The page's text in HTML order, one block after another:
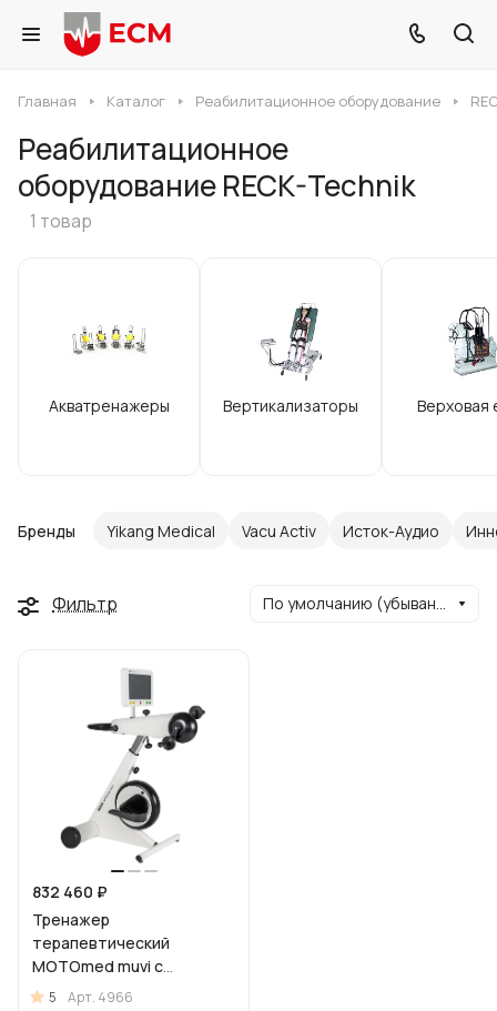
Главная Каталог Реабилитационное оборудование
Реабилитационное
оборудование RECK-Technik
1 товар
Акватренажеры Вертикализаторы Верховая
Бренды Yikang Medical Vacu Activ Исток-Аудио
Фильтр По умолчанию (убывание)
832 460 ₽
Тренажер
терапевтический
MOTOmed muvi с
принадлежностями
5 Арт. 4966